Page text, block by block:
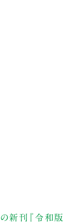
新刊『令和版